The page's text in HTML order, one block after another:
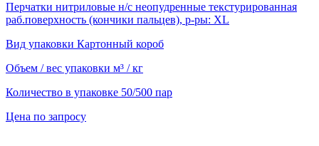
Перчатки нитриловые н/с неопудренные текстурированная
раб.поверхность (кончики пальцев), р-ры: XL
Вид упаковки Картонный короб
Объем / вес упаковки м³ / кг
Количество в упаковке 50/500 пар
Цена по запросу